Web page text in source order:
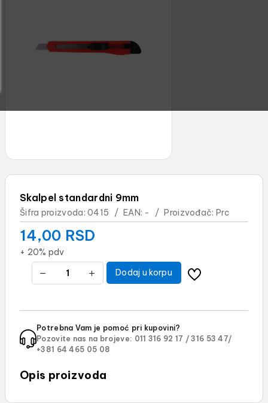
Skalpel standardni 9mm
Šifra proizvoda:0415 / EAN: - / Proizvođač: Prc
14,00 RSD
+ 20% pdv
Dodaj u korpu
Potrebna Vam je pomoć pri kupovini?
Pozovite nas na brojeve: 011 316 92 17 / 316 53 47/
+381 64 465 05 08
Opis proizvoda